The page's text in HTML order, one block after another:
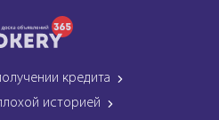
кредита
историей